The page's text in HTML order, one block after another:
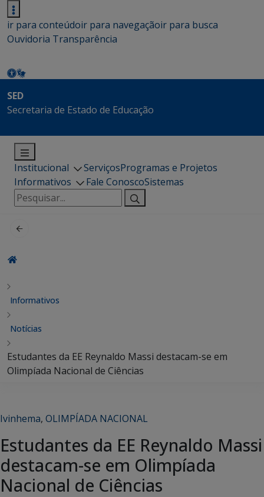
ir para conteúdoir para navegaçãoir para busca
Ouvidoria Transparência
SED
Secretaria de Estado de Educação
Institucional ServiçosProgramas e Projetos
Informativos
Fale ConoscoSistemas
Pesquisar
por:
Informativos
Notícias
Estudantes da EE Reynaldo Massi destacam-se em
Olimpíada Nacional de Ciências
Ivinhema, OLIMPÍADA NACIONAL
Estudantes da EE Reynaldo Massi
destacam-se em Olimpíada
Nacional de Ciências